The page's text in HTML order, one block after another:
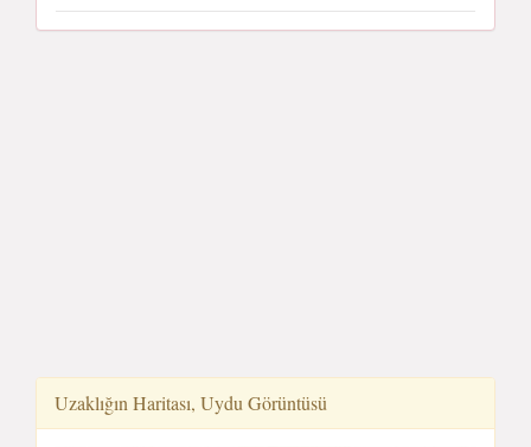
Uzaklığın Haritası, Uydu Görüntüsü